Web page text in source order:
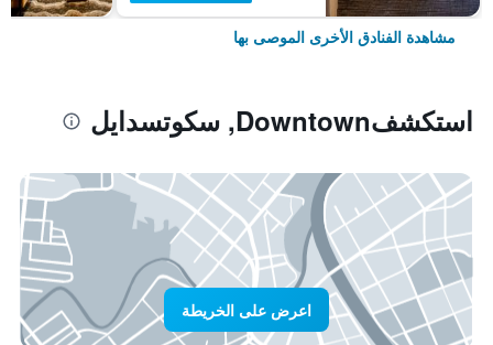
مشاهدة الفنادق الأخرى الموصى بها
استكشفDowntown, سكوتسدايل
اعرض على الخريطة